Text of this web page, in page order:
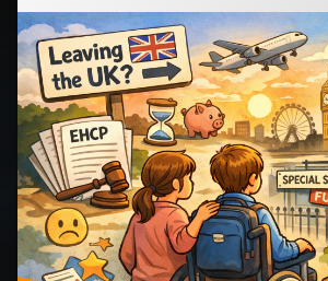
害
児
を
持
つ
家
族
が
イ
ギ
リ
ス
か
ら